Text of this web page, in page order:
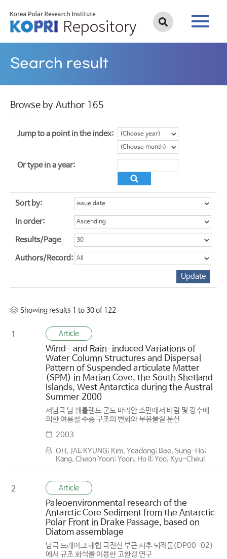
Search result
Browse by Author 165
Jump to a point in the index:
Or type in a year:
Sort by:
In order:
Results/Page
Authors/Record:
Showing results 1 to 30 of 122
1 Article
Wind- and Rain-induced Variations of
Water Column Structures and Dispersal
Pattern of Suspended articulate Matter
(SPM) in Marian Cove, the South Shetland
Islands, West Antarctica during the Austral
Summer 2000
서남극 남 쉐틀랜드 군도 마리안 소만에서 바람 및 강수에
의한 여름철 수층 구조의 변화와 부유물질 분산
2003
OH, JAE KYUNG; Kim, Yeadong; Bae, Sung-Ho;
Kang, Cheon Yoon; Yoon, Ho Il; Yoo, Kyu-Cheul
2 Article
Paleoenvironmental research of the
Antarctic Core Sediment from the Antarctic
Polar Front in Drake Passage, based on
Diatom assemblage
남극 드레이크 해협 극전선 부근 시추 퇴적물(DP00-02)
에서 규조 화석을 이용한 고환경 연구